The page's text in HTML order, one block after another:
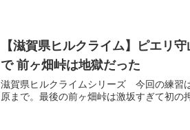
【滋賀県ヒルクライム】ピエリ
で 前ヶ畑峠は地獄だった
滋賀県ヒルクライムシリーズ 今回の練習
原まで。最後の前ヶ畑峠は激坂すぎて初の